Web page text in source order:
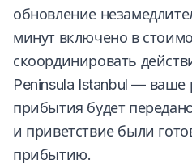
обновление
минут включено в
скоординировать
Peninsula Istanbul — ваше
прибытия будет
и приветствие были
прибытию.